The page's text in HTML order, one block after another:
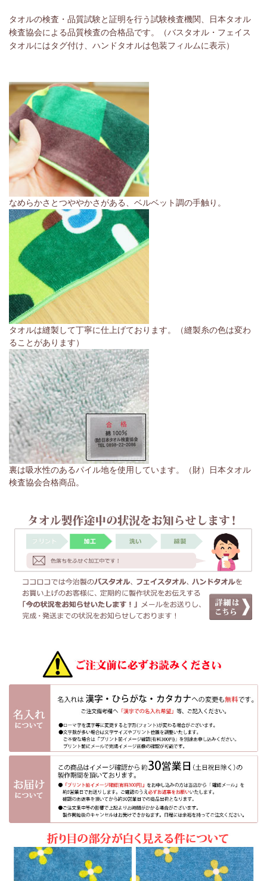
タオルの検査・品質試験と証明を行う試験検査機関、日本タオル
検査協会による品質検査の合格品です。（バスタオル・フェイス
タオルにはタグ付け、ハンドタオルは包装フィルムに表示）
なめらかさとつややかさがある、ベルベット調の手触り。
タオルは縫製して丁寧に仕上げております。（縫製糸の色は変わ
ることがあります）
裏は吸水性のあるパイル地を使用しています。（財）日本タオル
検査協会合格商品。